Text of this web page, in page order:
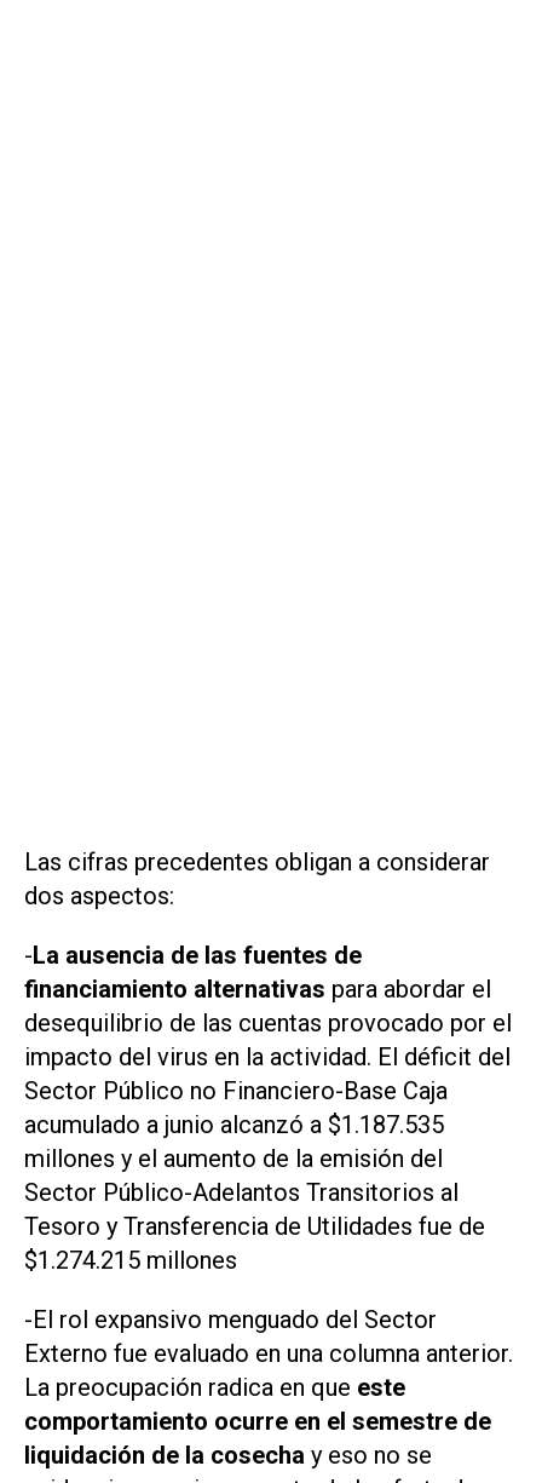
Las cifras precedentes obligan a considerar
dos aspectos:
-La ausencia de las fuentes de
financiamiento alternativas para abordar el
desequilibrio de las cuentas provocado por el
impacto del virus en la actividad. El déficit del
Sector Público no Financiero-Base Caja
acumulado a junio alcanzó a $1.187.535
millones y el aumento de la emisión del
Sector Público-Adelantos Transitorios al
Tesoro y Transferencia de Utilidades fue de
$1.274.215 millones
-El rol expansivo menguado del Sector
Externo fue evaluado en una columna anterior.
La preocupación radica en que este
comportamiento ocurre en el semestre de
liquidación de la cosecha y eso no se